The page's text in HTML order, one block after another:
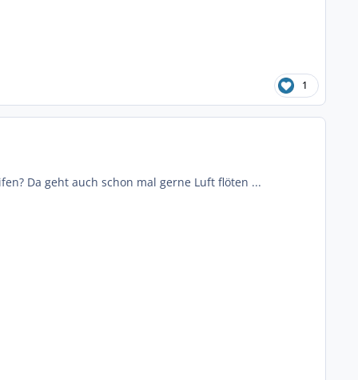
1
Da geht auch schon mal gerne Luft flöten ...